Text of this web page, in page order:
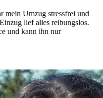
mein Umzug stressfrei und
lief alles reibungslos.
und kann ihn nur